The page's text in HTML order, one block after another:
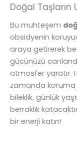
Doğal Taşların
Bu muhteşem
obsidyenin
araya getirerek
gücünüzü
atmosfer yaratır.
zamanda koruma
bileklik, günlük
berraklık
bir enerji katın!